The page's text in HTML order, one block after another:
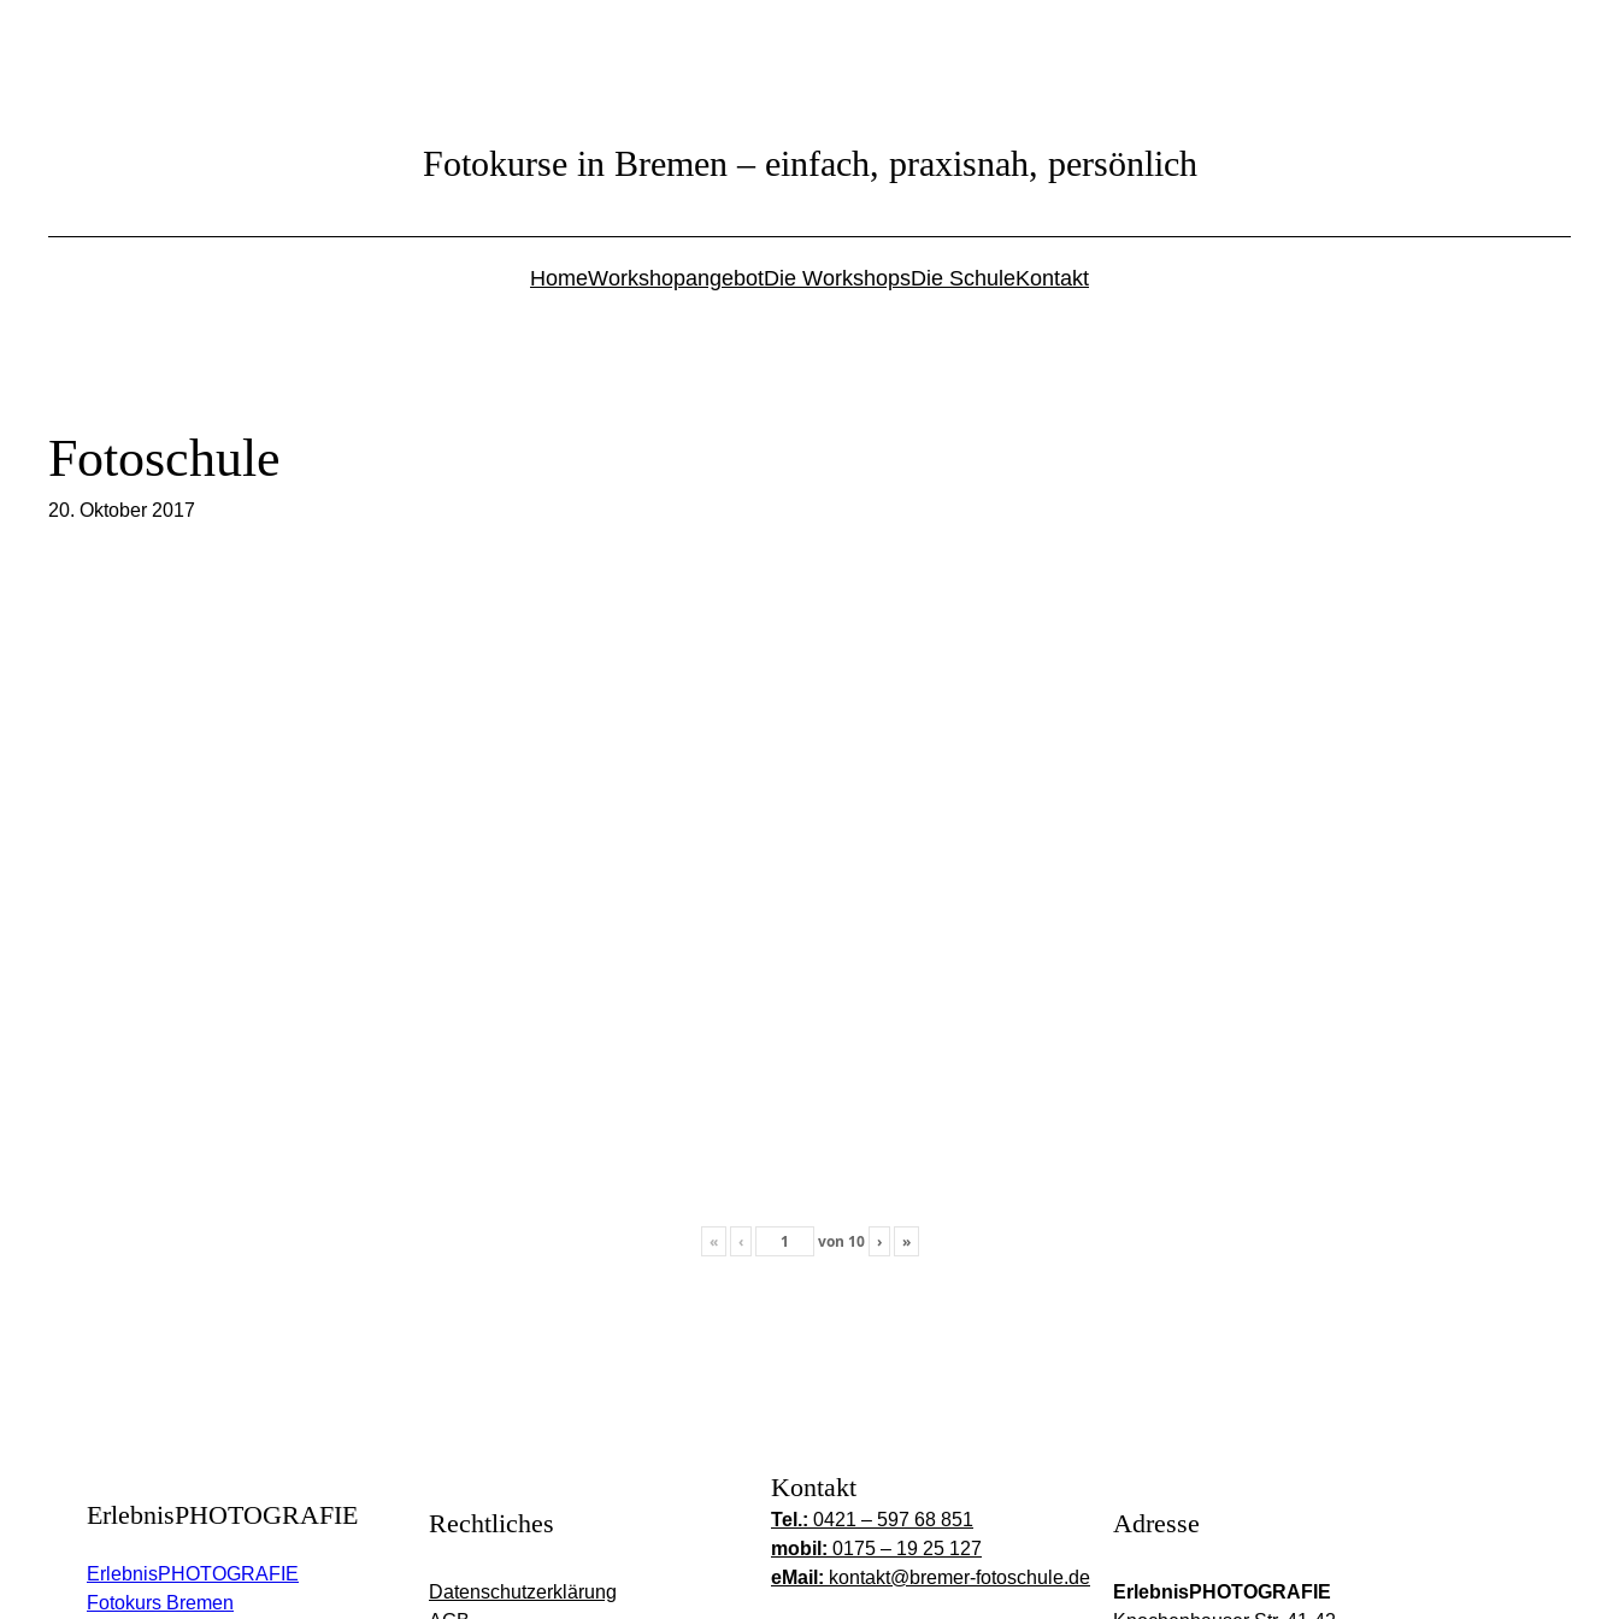
Fotokurse in Bremen – einfach, praxisnah, persönlich
HomeWorkshopangebotDie WorkshopsDie SchuleKontakt
Fotoschule
20. Oktober 2017
« ‹ von 10 › »
ErlebnisPHOTOGRAFIE
ErlebnisPHOTOGRAFIE
Fotokurs Bremen
Rechtliches
Datenschutzerklärung
Kontakt
Tel.: 0421 – 597 68 851
mobil: 0175 – 19 25 127
eMail: kontakt@bremer-fotoschule.de
Adresse
ErlebnisPHOTOGRAFIE